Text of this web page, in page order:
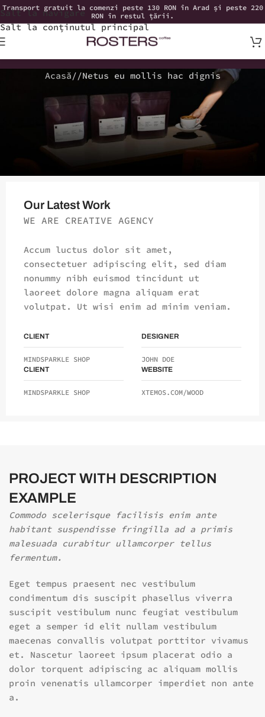
Salt la navigare
Salt la conținutul principal
Transport gratuit la comenzi peste 130 RON în Arad și peste 220
RON în restul țării.
Acasă Netus eu mollis hac dignis
Our Latest Work
WE ARE CREATIVE AGENCY
Accum luctus dolor sit amet,
consectetuer adipiscing elit, sed diam
nonummy nibh euismod tincidunt ut
laoreet dolore magna aliquam erat
volutpat. Ut wisi enim ad minim veniam.
CLIENT
MINDSPARKLE SHOP
DESIGNER
JOHN DOE
CLIENT
MINDSPARKLE SHOP
WEBSITE
XTEMOS.COM/WOOD
PROJECT WITH DESCRIPTION
EXAMPLE
Commodo scelerisque facilisis enim ante
habitant suspendisse fringilla ad a primis
malesuada curabitur ullamcorper tellus
fermentum.
Eget tempus praesent nec vestibulum
condimentum dis suscipit phasellus viverra
suscipit vestibulum nunc feugiat vestibulum
eget a semper id elit nullam vestibulum
maecenas convallis volutpat porttitor vivamus
et. Nascetur laoreet ipsum placerat odio a
dolor torquent adipiscing ac aliquam mollis
proin venenatis ullamcorper imperdiet non ante
a.